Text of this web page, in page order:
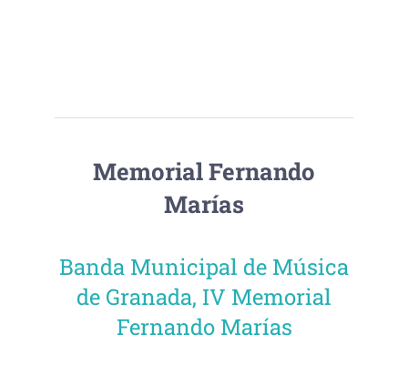
Memorial Fernando
Marías
Banda Municipal de Música
de Granada, IV Memorial
Fernando Marías